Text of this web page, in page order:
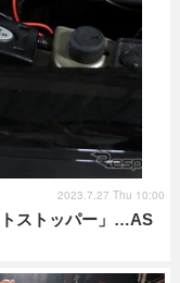
ストッパー」…AS
2023.7.27 Thu 10:00